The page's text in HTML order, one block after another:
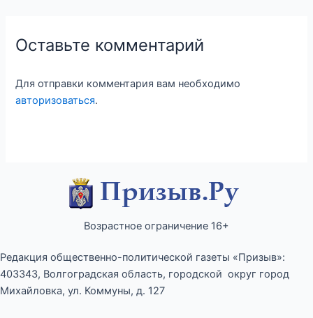
Оставьте комментарий
Для отправки комментария вам необходимо
авторизоваться.
Возрастное ограничение 16+
Редакция общественно-политической газеты «Призыв»:
403343, Волгоградская область, городской округ город
Михайловка, ул. Коммуны, д. 127